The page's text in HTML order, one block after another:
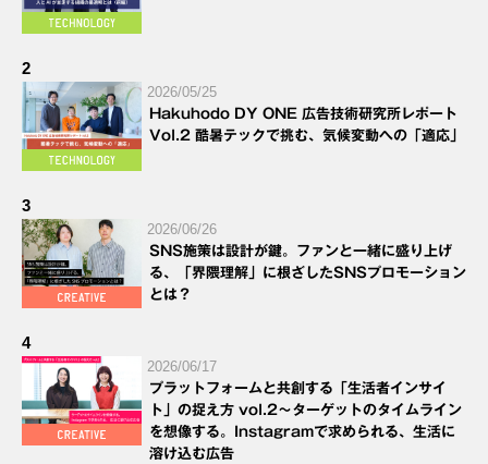
2
2026/05/25
Hakuhodo DY ONE 広告技術研究所レポート
Vol.2 酷暑テックで挑む、気候変動への「適応」
3
2026/06/26
SNS施策は設計が鍵。ファンと一緒に盛り上げ
る、「界隈理解」に根ざしたSNSプロモーション
とは？
4
2026/06/17
プラットフォームと共創する「生活者インサイ
ト」の捉え方 vol.2～ターゲットのタイムライン
を想像する。Instagramで求められる、生活に
溶け込む広告